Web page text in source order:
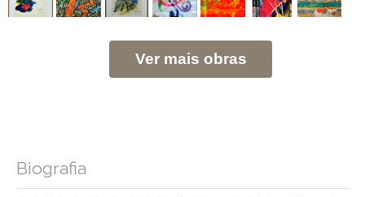
Ver mais obras
Biografia